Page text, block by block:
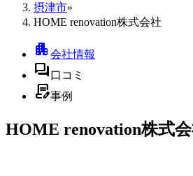
摂津市»
HOME renovation株式会社
apartment会社情報
forum口コミ
contract_edit事例
HOME renovation株式